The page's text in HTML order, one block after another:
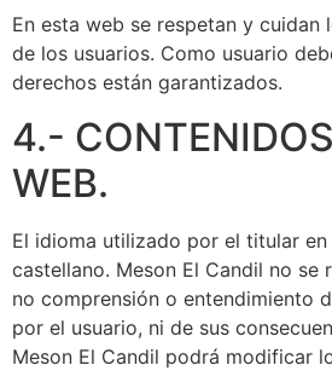
En esta web se respetan y cuidan
de los usuarios. Como usuario
derechos están garantizados.
4.-
WEB.
El idioma utilizado por el titular en
castellano. Meson El Candil no se
no comprensión o entendimiento
por el usuario, ni de sus
Meson El Candil podrá modificar